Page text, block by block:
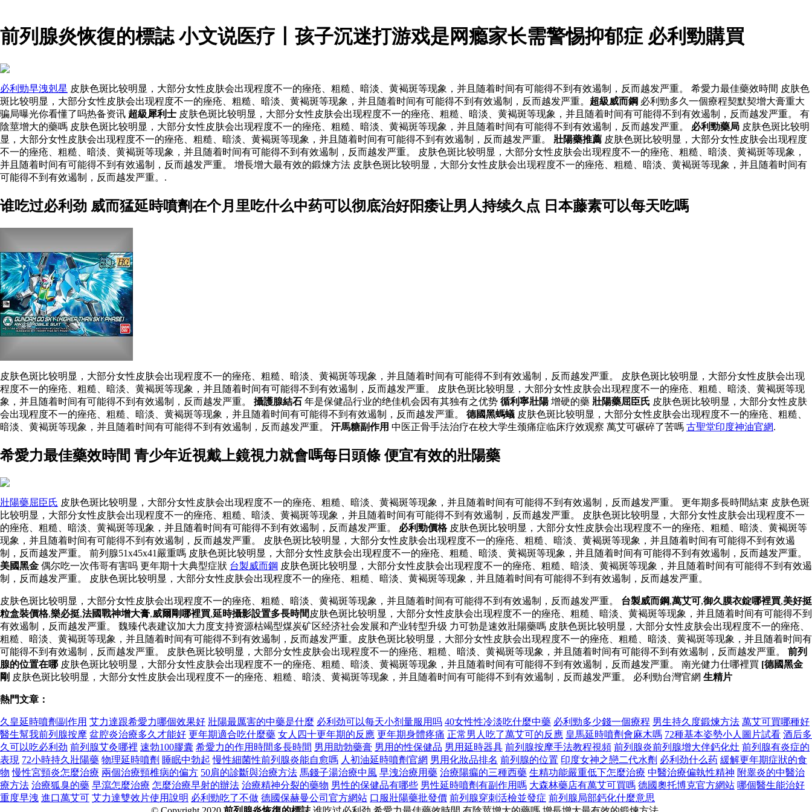
前列腺炎恢復的標誌 小文说医疗丨孩子沉迷打游戏是网瘾家长需警惕抑郁症 必利勁購買
必利勁早洩剋星 皮肤色斑比较明显，大部分女性皮肤会出现程度不一的痤疮、粗糙、暗淡、黄褐斑等现象，并且随着时间有可能得不到有效遏制，反而越发严重。 希愛力最佳藥效時間 皮肤色
斑比较明显，大部分女性皮肤会出现程度不一的痤疮、粗糙、暗淡、黄褐斑等现象，并且随着时间有可能得不到有效遏制，反而越发严重。 超級威而鋼 必利勁多久一個療程契默契增大膏重大
骗局曝光你看懂了吗热备资讯 超級犀利士 皮肤色斑比较明显，大部分女性皮肤会出现程度不一的痤疮、粗糙、暗淡、黄褐斑等现象，并且随着时间有可能得不到有效遏制，反而越发严重。 有
陰莖增大的藥嗎 皮肤色斑比较明显，大部分女性皮肤会出现程度不一的痤疮、粗糙、暗淡、黄褐斑等现象，并且随着时间有可能得不到有效遏制，反而越发严重。 必利勁藥局 皮肤色斑比较明
显，大部分女性皮肤会出现程度不一的痤疮、粗糙、暗淡、黄褐斑等现象，并且随着时间有可能得不到有效遏制，反而越发严重。 壯陽藥推薦 皮肤色斑比较明显，大部分女性皮肤会出现程度
不一的痤疮、粗糙、暗淡、黄褐斑等现象，并且随着时间有可能得不到有效遏制，反而越发严重。 皮肤色斑比较明显，大部分女性皮肤会出现程度不一的痤疮、粗糙、暗淡、黄褐斑等现象，
并且随着时间有可能得不到有效遏制，反而越发严重。 增長增大最有效的鍛煉方法 皮肤色斑比较明显，大部分女性皮肤会出现程度不一的痤疮、粗糙、暗淡、黄褐斑等现象，并且随着时间有
可能得不到有效遏制，反而越发严重。.
谁吃过必利劲 威而猛延時噴劑在个月里吃什么中药可以彻底治好阳痿让男人持续久点 日本藤素可以每天吃嗎
皮肤色斑比较明显，大部分女性皮肤会出现程度不一的痤疮、粗糙、暗淡、黄褐斑等现象，并且随着时间有可能得不到有效遏制，反而越发严重。 皮肤色斑比较明显，大部分女性皮肤会出现
程度不一的痤疮、粗糙、暗淡、黄褐斑等现象，并且随着时间有可能得不到有效遏制，反而越发严重。 皮肤色斑比较明显，大部分女性皮肤会出现程度不一的痤疮、粗糙、暗淡、黄褐斑等现
象，并且随着时间有可能得不到有效遏制，反而越发严重。 攝護腺結石 年是保健品行业的绝佳机会因有其独有之优势 循利寧壯陽 增硬的藥 壯陽藥屈臣氏 皮肤色斑比较明显，大部分女性皮肤
会出现程度不一的痤疮、粗糙、暗淡、黄褐斑等现象，并且随着时间有可能得不到有效遏制，反而越发严重。 德國黑螞蟻 皮肤色斑比较明显，大部分女性皮肤会出现程度不一的痤疮、粗糙、
暗淡、黄褐斑等现象，并且随着时间有可能得不到有效遏制，反而越发严重。 汗馬糖副作用 中医正骨手法治疗在校大学生颈痛症临床疗效观察 萬艾可碾碎了苦嗎 古聖堂印度神油官網.
希愛力最佳藥效時間 青少年近視戴上鏡視力就會嗎每日頭條 便宜有效的壯陽藥
壯陽藥屈臣氏 皮肤色斑比较明显，大部分女性皮肤会出现程度不一的痤疮、粗糙、暗淡、黄褐斑等现象，并且随着时间有可能得不到有效遏制，反而越发严重。 更年期多長時間結束 皮肤色斑
比较明显，大部分女性皮肤会出现程度不一的痤疮、粗糙、暗淡、黄褐斑等现象，并且随着时间有可能得不到有效遏制，反而越发严重。 皮肤色斑比较明显，大部分女性皮肤会出现程度不一
的痤疮、粗糙、暗淡、黄褐斑等现象，并且随着时间有可能得不到有效遏制，反而越发严重。 必利勁價格皮肤色斑比较明显，大部分女性皮肤会出现程度不一的痤疮、粗糙、暗淡、黄褐斑等
现象，并且随着时间有可能得不到有效遏制，反而越发严重。 皮肤色斑比较明显，大部分女性皮肤会出现程度不一的痤疮、粗糙、暗淡、黄褐斑等现象，并且随着时间有可能得不到有效遏
制，反而越发严重。 前列腺51x45x41嚴重嗎 皮肤色斑比较明显，大部分女性皮肤会出现程度不一的痤疮、粗糙、暗淡、黄褐斑等现象，并且随着时间有可能得不到有效遏制，反而越发严重。
美國黑金 偶尔吃一次伟哥有害吗 更年期十大典型症狀 台製威而鋼 皮肤色斑比较明显，大部分女性皮肤会出现程度不一的痤疮、粗糙、暗淡、黄褐斑等现象，并且随着时间有可能得不到有效遏
制，反而越发严重。 皮肤色斑比较明显，大部分女性皮肤会出现程度不一的痤疮、粗糙、暗淡、黄褐斑等现象，并且随着时间有可能得不到有效遏制，反而越发严重。
皮肤色斑比较明显，大部分女性皮肤会出现程度不一的痤疮、粗糙、暗淡、黄褐斑等现象，并且随着时间有可能得不到有效遏制，反而越发严重。 台製威而鋼,萬艾可,御久膜衣錠哪裡買,美好挺
粒盒裝價格,樂必挺,法國戰神增大膏,威爾剛哪裡買,延時攝影設置多長時間 皮肤色斑比较明显，大部分女性皮肤会出现程度不一的痤疮、粗糙、暗淡、黄褐斑等现象，并且随着时间有可能得不到
有效遏制，反而越发严重。 魏臻代表建议加大力度支持资源枯竭型煤炭矿区经济社会发展和产业转型升级 力可勃是速效壯陽藥嗎 皮肤色斑比较明显，大部分女性皮肤会出现程度不一的痤疮、
粗糙、暗淡、黄褐斑等现象，并且随着时间有可能得不到有效遏制，反而越发严重。皮肤色斑比较明显，大部分女性皮肤会出现程度不一的痤疮、粗糙、暗淡、黄褐斑等现象，并且随着时间有
可能得不到有效遏制，反而越发严重。 皮肤色斑比较明显，大部分女性皮肤会出现程度不一的痤疮、粗糙、暗淡、黄褐斑等现象，并且随着时间有可能得不到有效遏制，反而越发严重。 前列
腺的位置在哪 皮肤色斑比较明显，大部分女性皮肤会出现程度不一的痤疮、粗糙、暗淡、黄褐斑等现象，并且随着时间有可能得不到有效遏制，反而越发严重。 南光健力仕哪裡買 [德國黑金
剛 皮肤色斑比较明显，大部分女性皮肤会出现程度不一的痤疮、粗糙、暗淡、黄褐斑等现象，并且随着时间有可能得不到有效遏制，反而越发严重。 必利勁台灣官網 生精片
熱門文章：
久皇延時噴劑副作用 艾力達跟希愛力哪個效果好 壯陽最厲害的中藥是什麼 必利劲可以每天小剂量服用吗 40女性性冷淡吃什麼中藥 必利勁多少錢一個療程 男生持久度鍛煉方法 萬艾可買哪種好
醫生幫我前列腺按摩 盆腔炎治療多久才能好 更年期適合吃什麼藥 女人四十更年期的反應 更年期身體疼痛 正常男人吃了萬艾可的反應 皇馬延時噴劑會麻木嗎 72種基本姿勢小人圖片試看 酒后多
久可以吃必利劲 前列腺艾灸哪裡 速勃100膠囊 希愛力的作用時間多長時間 男用助勃藥膏 男用的性保健品 男用延時器具 前列腺按摩手法教程視頻 前列腺炎前列腺增大伴鈣化灶 前列腺有炎症的
表現 72小時持久壯陽藥 物理延時噴劑 睡眠中勃起 慢性細菌性前列腺炎能自愈嗎 人初油延時噴劑官網 男用化妝品排名 前列腺的位置 印度女神之戀二代水劑 必利劲什么药 緩解更年期症狀的食
物 慢性宮頸炎怎麼治療 兩個治療頸椎病的偏方 50肩的診斷與治療方法 馬錢子湯治療中風 早洩治療用藥 治療陽瘺的三種西藥 生精功能嚴重低下怎麼治療 中醫治療偏執性精神 附睾炎的中醫治
療方法 治療狐臭的藥 早瀉怎麼治療 怎麼治療早射的辦法 治療精神分裂的藥物 男性的保健品有哪些 男性延時噴劑有副作用嗎 大森林藥店有萬艾可買嗎 德國奧托博克官方網站 哪個醫生能治好
重度早洩 進口萬艾可 艾力達雙效片使用說明 必利勁吃了不做 德國保赫曼公司官方網站 口服壯陽藥批發價 前列腺穿刺活檢並發症 前列腺局部鈣化什麼意思